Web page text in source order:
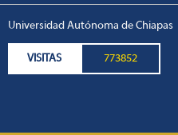
Universidad Autónoma de Chiapas
VISITAS 773852